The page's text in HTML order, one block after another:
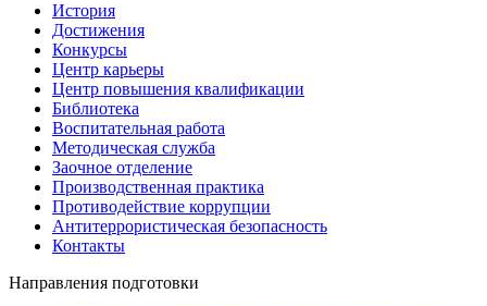
История
Достижения
Конкурсы
Центр карьеры
Центр повышения квалификации
Библиотека
Воспитательная работа
Методическая служба
Заочное отделение
Производственная практика
Противодействие коррупции
Антитеррористическая безопасность
Контакты
Направления подготовки